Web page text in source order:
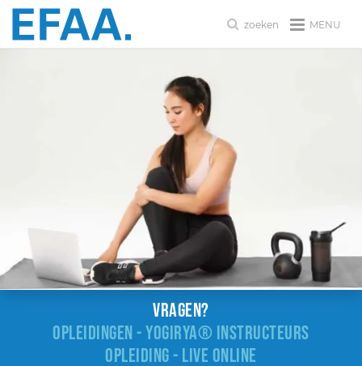
MENU
zoeken
Vragen?
OPLEIDINGEN - YOGIRYA® INSTRUCTEURS
OPLEIDING - LIVE ONLINE